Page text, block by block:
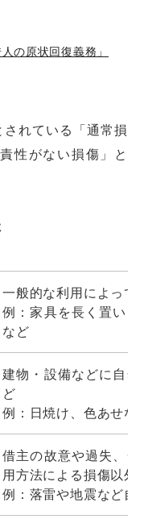
の原状回復義務」
れている「通常損
性がない損傷」と
一般的な利用によって
例：家具を長く置い
など
建物・設備などに自
ど
例：日焼け、色あせな
借主の故意や過失、
用方法による損傷以外
例：落雷や地震など自